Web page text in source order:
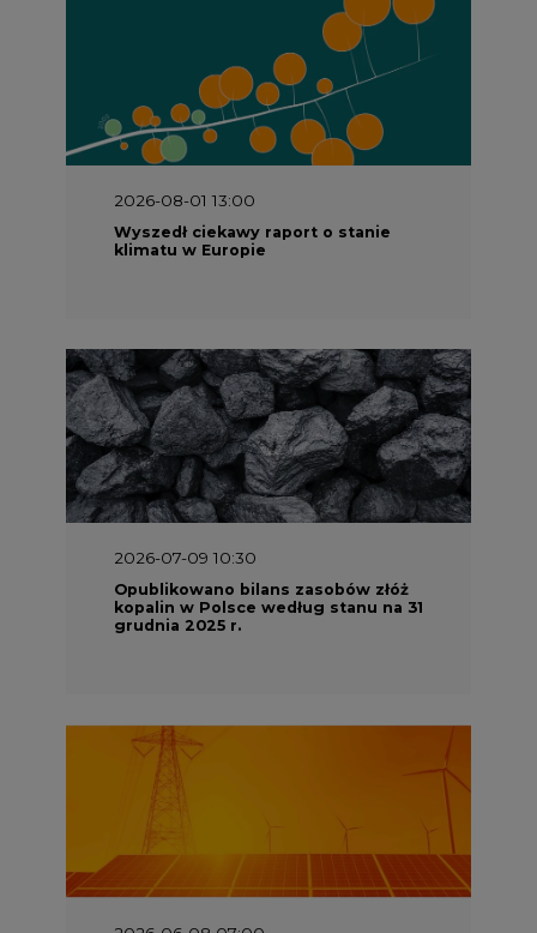
2026-08-01 13:00
Wyszedł ciekawy raport o stanie
klimatu w Europie
2026-07-09 10:30
Opublikowano bilans zasobów złóż
kopalin w Polsce według stanu na 31
grudnia 2025 r.
2026-06-08 07:00
taniej. Ciepłownictwo na ratunek
KSE"